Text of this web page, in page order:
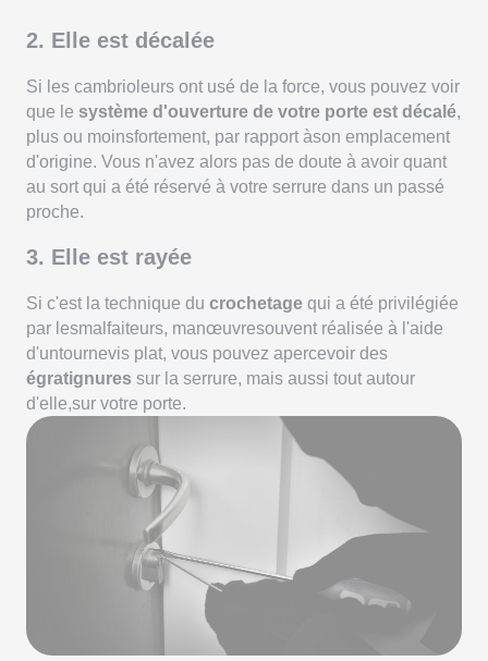
2. Elle est décalée
Si les cambrioleurs ont usé de la force, vous pouvez voir
que le système d'ouverture de votre porte est décalé,
plus ou moinsfortement, par rapport àson emplacement
d'origine. Vous n'avez alors pas de doute à avoir quant
au sort qui a été réservé à votre serrure dans un passé
proche.
3. Elle est rayée
Si c'est la technique du crochetage qui a été privilégiée
par lesmalfaiteurs, manœuvresouvent réalisée à l'aide
d'untournevis plat, vous pouvez apercevoir des
égratignures sur la serrure, mais aussi tout autour
d'elle,sur votre porte.